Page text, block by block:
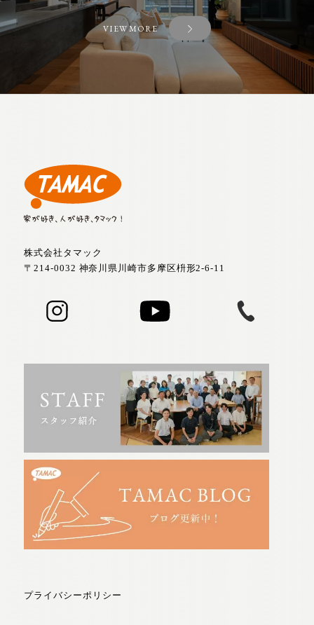
VIEW MORE
株式会社タマック
〒214-0032 神奈川県川崎市多摩区枡形2-6-11
プライバシーポリシー